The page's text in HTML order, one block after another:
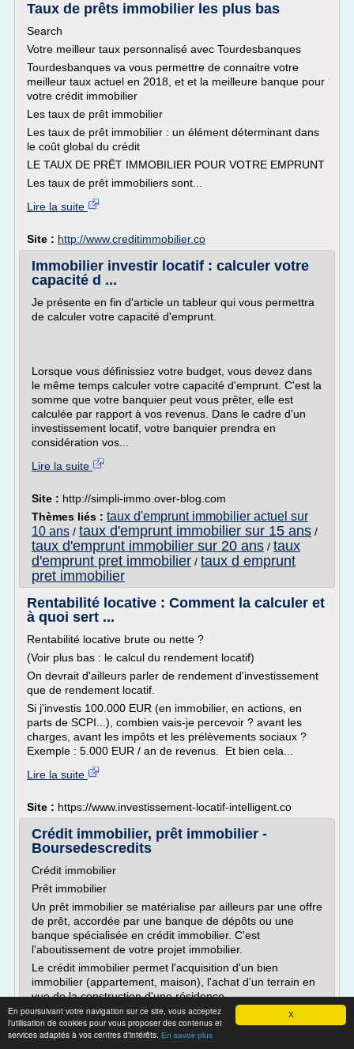
X
En poursuivant votre navigation sur ce site, vous acceptez
l'utilisation de cookies pour vous proposer des contenus et
services adaptés à vos centres d'intérêts. En savoir plus
Taux de prêts immobilier les plus bas
Search
Votre meilleur taux personnalisé avec Tourdesbanques
Tourdesbanques va vous permettre de connaitre votre
meilleur taux actuel en 2018, et et la meilleure banque pour
votre crédit immobilier
Les taux de prêt immobilier
Les taux de prêt immobilier : un élément déterminant dans
le coût global du crédit
LE TAUX DE PRËT IMMOBILIER POUR VOTRE EMPRUNT
Les taux de prêt immobiliers sont...
Lire la suite
Site : http://www.creditimmobilier.co
Immobilier investir locatif : calculer votre
capacité d ...
Je présente en fin d'article un tableur qui vous permettra
de calculer votre capacité d'emprunt.
Lorsque vous définissiez votre budget, vous devez dans
le même temps calculer votre capacité d'emprunt. C'est la
somme que votre banquier peut vous prêter, elle est
calculée par rapport à vos revenus. Dans le cadre d'un
investissement locatif, votre banquier prendra en
considération vos...
Lire la suite
Site : http://simpli-immo.over-blog.com
Thèmes liés : taux d'emprunt immobilier actuel sur
10 ans / taux d'emprunt immobilier sur 15 ans /
taux d'emprunt immobilier sur 20 ans / taux
d'emprunt pret immobilier / taux d emprunt
pret immobilier
Rentabilité locative : Comment la calculer et
à quoi sert ...
Rentabilité locative brute ou nette ?
(Voir plus bas : le calcul du rendement locatif)
On devrait d'ailleurs parler de rendement d'investissement
que de rendement locatif.
Si j'investis 100.000 EUR (en immobilier, en actions, en
parts de SCPI...), combien vais-je percevoir ? avant les
charges, avant les impôts et les prélèvements sociaux ?
Exemple : 5.000 EUR / an de revenus. Et bien cela...
Lire la suite
Site : https://www.investissement-locatif-intelligent.co
Crédit immobilier, prêt immobilier -
Boursedescredits
Crédit immobilier
Prêt immobilier
Un prêt immobilier se matérialise par ailleurs par une offre
de prêt, accordée par une banque de dépôts ou une
banque spécialisée en crédit immobilier. C'est
l'aboutissement de votre projet immobilier.
Le crédit immobilier permet l'acquisition d'un bien
immobilier (appartement, maison), l'achat d'un terrain en
vue de la construction d'une résidence...
Lire la suite